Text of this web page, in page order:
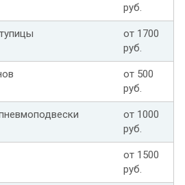
руб.
от 1700
руб.
от 500
руб.
от 1000
руб.
от 1500
руб.